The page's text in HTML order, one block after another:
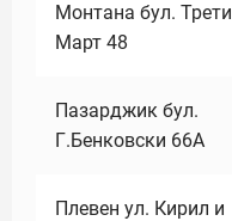
Монтана бул. Трети
Март 48
Пазарджик бул.
Г.Бенковски 66А
Плевен ул. Кирил и